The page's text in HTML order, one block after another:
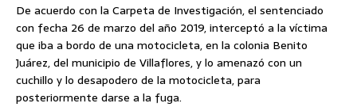
De acuerdo con la Carpeta de Investigación, el sentenciado
con fecha 26 de marzo del año 2019, interceptó a la víctima
que iba a bordo de una motocicleta, en la colonia Benito
Juárez, del municipio de Villaflores, y lo amenazó con un
cuchillo y lo desapodero de la motocicleta, para
posteriormente darse a la fuga.